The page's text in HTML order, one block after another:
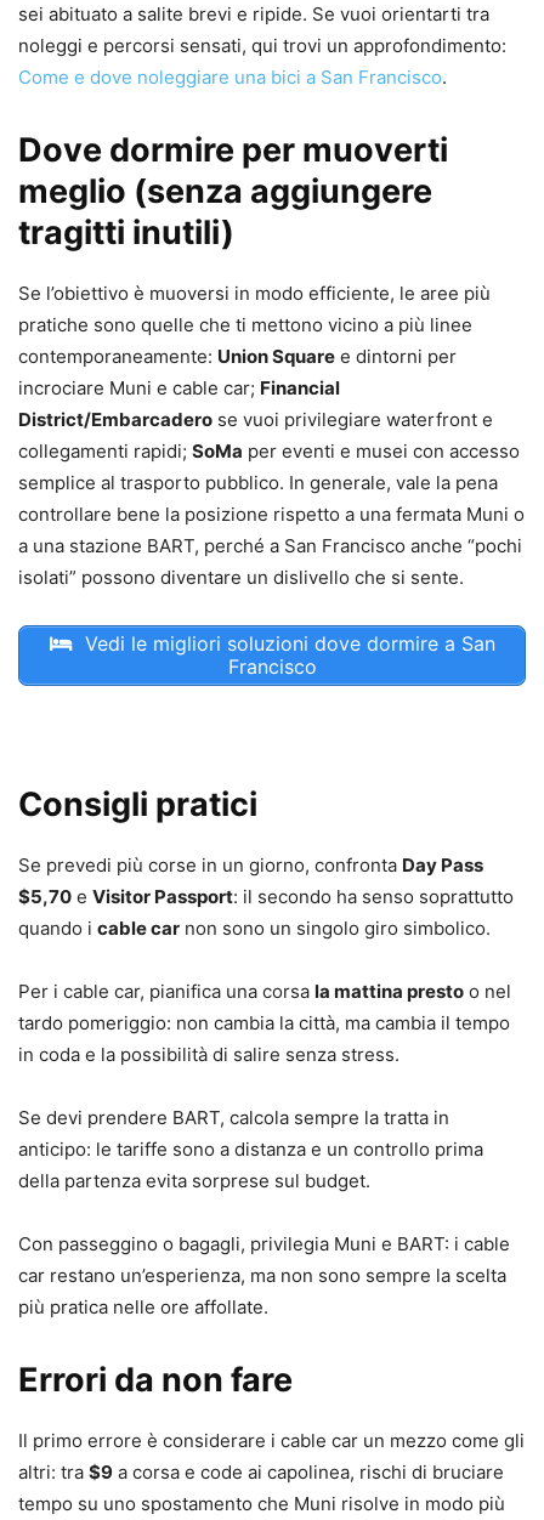
sei abituato a salite brevi e ripide. Se vuoi orientarti tra
noleggi e percorsi sensati, qui trovi un approfondimento:
Come e dove noleggiare una bici a San Francisco.
Dove dormire per muoverti
meglio (senza aggiungere
tragitti inutili)
Se l’obiettivo è muoversi in modo efficiente, le aree più
pratiche sono quelle che ti mettono vicino a più linee
contemporaneamente: Union Square e dintorni per
incrociare Muni e cable car; Financial
District/Embarcadero se vuoi privilegiare waterfront e
collegamenti rapidi; SoMa per eventi e musei con accesso
semplice al trasporto pubblico. In generale, vale la pena
controllare bene la posizione rispetto a una fermata Muni o
a una stazione BART, perché a San Francisco anche “pochi
isolati” possono diventare un dislivello che si sente.
Vedi le migliori soluzioni dove dormire a San
Francisco
Consigli pratici
Se prevedi più corse in un giorno, confronta Day Pass
$5,70 e Visitor Passport: il secondo ha senso soprattutto
quando i cable car non sono un singolo giro simbolico.
Per i cable car, pianifica una corsa la mattina presto o nel
tardo pomeriggio: non cambia la città, ma cambia il tempo
in coda e la possibilità di salire senza stress.
Se devi prendere BART, calcola sempre la tratta in
anticipo: le tariffe sono a distanza e un controllo prima
della partenza evita sorprese sul budget.
Con passeggino o bagagli, privilegia Muni e BART: i cable
car restano un’esperienza, ma non sono sempre la scelta
più pratica nelle ore affollate.
Errori da non fare
Il primo errore è considerare i cable car un mezzo come gli
altri: tra $9 a corsa e code ai capolinea, rischi di bruciare
tempo su uno spostamento che Muni risolve in modo più